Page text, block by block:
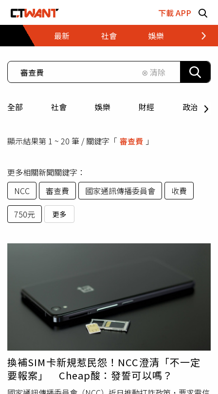
下載 APP
最新
社會 娛樂 財經
⊗ 清除
全部 社會 娛樂 財經 政治
顯示結果第 1 ~ 20 筆 / 關鍵字「 審查費 」
更多相關新聞關鍵字：
NCC
審查費 國家通訊傳播委員會
收費
750元
更多
換補SIM卡新規惹民怨！NCC澄清「不一定
要報案」 Cheap酸：發誓可以嗎？